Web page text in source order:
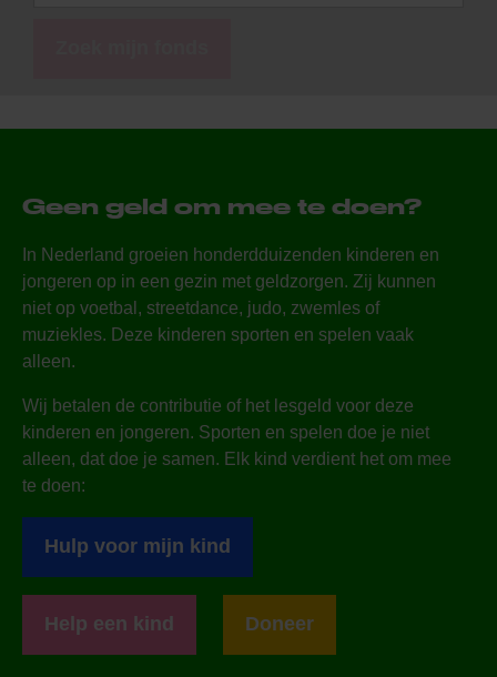
Geen geld om mee te doen?
In Nederland groeien honderdduizenden kinderen en
jongeren op in een gezin met geldzorgen. Zij kunnen
niet op voetbal, streetdance, judo, zwemles of
muziekles. Deze kinderen sporten en spelen vaak
alleen.
Wij betalen de contributie of het lesgeld voor deze
kinderen en jongeren. Sporten en spelen doe je niet
alleen, dat doe je samen. Elk kind verdient het om mee
te doen:
Hulp voor mijn kind
Help een kind Doneer